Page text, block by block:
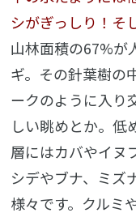
シがぎっしり！そ
山林面積の67%が
ギ。その針葉樹の
ークのように入り
しい眺めとか。低
層にはカバやイヌ
シデやブナ、ミズ
様々です。クルミ